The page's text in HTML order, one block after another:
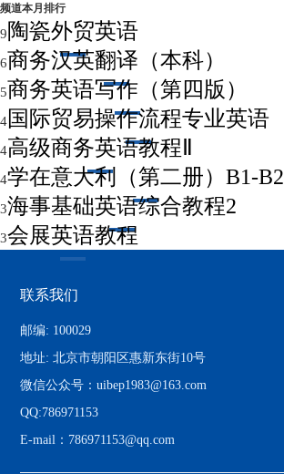
频道本月排行
9 陶瓷外贸英语
6商务汉英翻译（本科）
5商务英语写作（第四版）
4国际贸易操作流程专业英语
4高级商务英语教程Ⅱ
4学在意大利（第二册）B1-B2
3海事基础英语综合教程2
3会展英语教程
联系我们
邮编: 100029
地址: 北京市朝阳区惠新东街10号
微信公众号：uibep1983@163.com
QQ:786971153
E-mail：786971153@qq.com